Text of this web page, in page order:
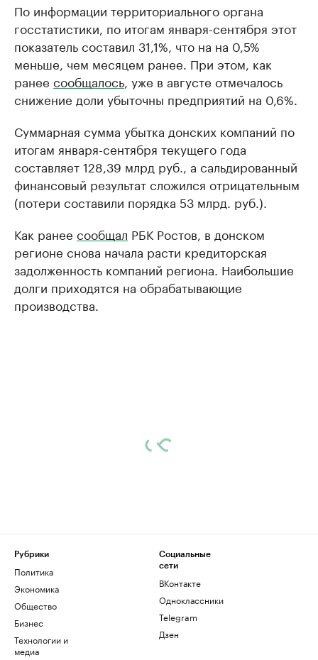
По информации территориального органа
госстатистики, по итогам января-сентября этот
показатель составил 31,1%, что на на 0,5%
меньше, чем месяцем ранее. При этом, как
ранее сообщалось , уже в августе отмечалось
снижение доли убыточны предприятий на 0,6%.
Суммарная сумма убытка донских компаний по
итогам января-сентября текущего года
составляет 128,39 млрд руб., а сальдированный
финансовый результат сложился отрицательным
(потери составили порядка 53 млрд. руб.).
Как ранее сообщал РБК Ростов, в донском
регионе снова начала расти кредиторская
задолженность компаний региона. Наибольшие
долги приходятся на обрабатывающие
производства.
Рубрики
Политика
Экономика
Общество
Бизнес
Технологии и
медиа
Социальные
сети
ВКонтакте
Одноклассники
Telegram
Дзен